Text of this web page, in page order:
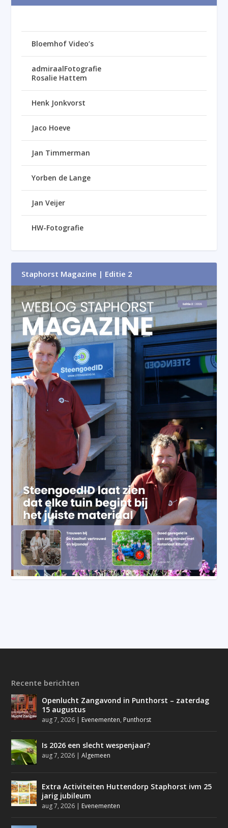
Bloemhof Video’s
admiraalFotografie
Rosalie Hattem
Henk Jonkvorst
Jaco Hoeve
Jan Timmerman
Yorben de Lange
Jan Veijer
HW-Fotografie
Staphorst Magazine | Editie 2
Recente berichten
Openlucht Zangavond in Punthorst – zaterdag
15 augustus
aug 7, 2026 | Evenementen, Punthorst
Is 2026 een slecht wespenjaar?
aug 7, 2026 |Algemeen
Extra Activiteiten Huttendorp Staphorst ivm 25
jarig jubileum
aug 7, 2026 | Evenementen